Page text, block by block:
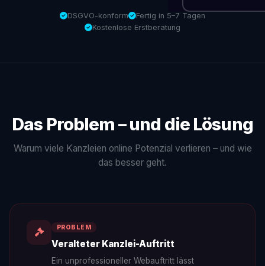
DSGVO-konform
Fertig in 5–7 Tagen
Kostenlose Erstberatung
Das Problem – und die Lösung
Warum viele Kanzleien online Potenzial verlieren – und wie
das besser geht.
PROBLEM
Veralteter Kanzlei-Auftritt
Ein unprofessioneller Webauftritt lässt